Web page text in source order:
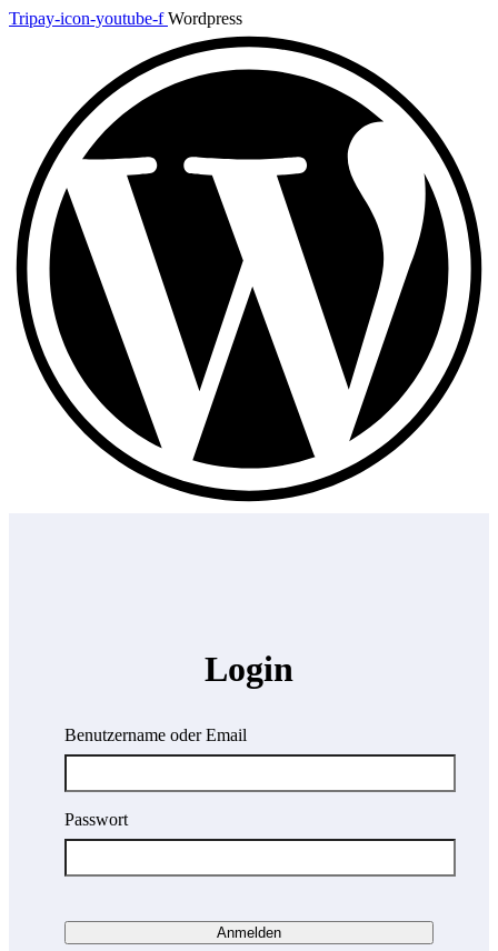
Tripay-icon-youtube-f Wordpress
Login
Benutzername oder Email
Passwort